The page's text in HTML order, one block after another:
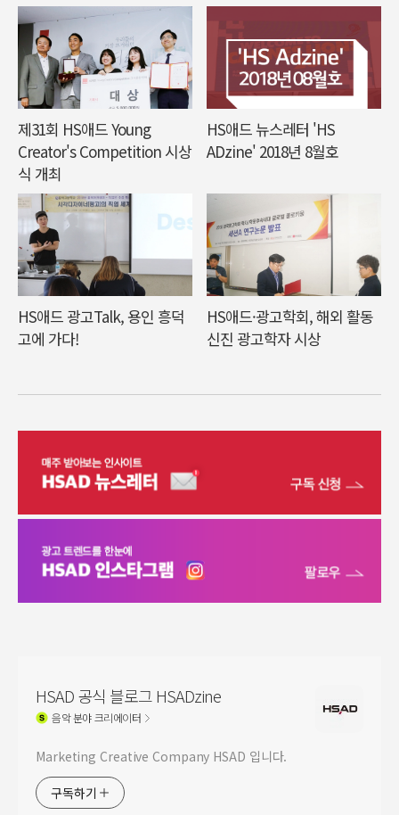
제31회 HS애드 Young
Creator's Competition 시상
식 개최
HS애드 뉴스레터 'HS
ADzine' 2018년 8월호
HS애드 광고Talk, 용인 흥덕
고에 가다!
HS애드·광고학회, 해외 활동
신진 광고학자 시상
HSAD 공식 블로그 HSADzine
음악분야 크리에이터
Marketing Creative Company HSAD 입니다.
구독하기